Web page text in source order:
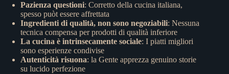
Pazienza questioni: Corretto della cucina italiana,
spesso puòt essere affrettata
Ingredienti di qualità, non sono negoziabili: Nessuna
tecnica compensa per prodotti di qualità inferiore
La cucina è intrinsecamente sociale: I piatti migliori
sono esperienze condivise
Autenticità risuona: la Gente apprezza genuino storie
su lucido perfezione